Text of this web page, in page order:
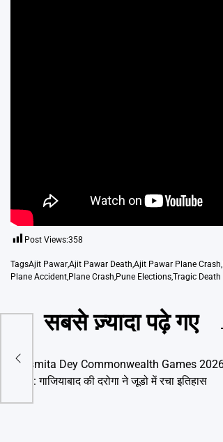
Post Views:358
TagsAjit Pawar,Ajit Pawar Death,Ajit Pawar Plane Crash,
Plane Accident,Plane Crash,Pune Elections,Tragic Death
सबसे ज़्यादा पढ़े गए
पर